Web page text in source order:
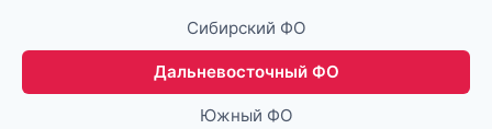
Сибирский ФО
Дальневосточный ФО
Южный ФО